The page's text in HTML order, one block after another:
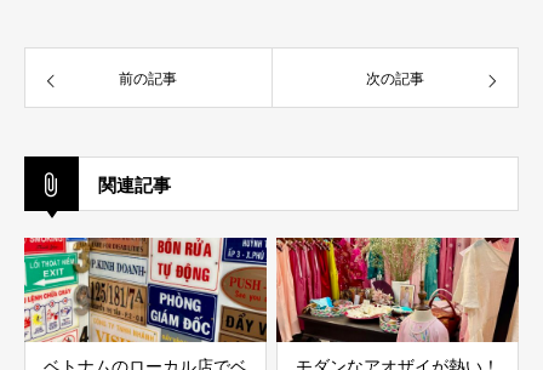
前の記事 次の記事
関連記事